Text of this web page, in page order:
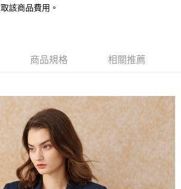
收到商品之後才付款」的支付方式。 讓您購物簡單
服務後，再付款。
結帳流程】
先享後付」後，將跳轉至「AFTEE先享後付」
並確認金額後，即可完成結帳。
將收到繳費通知簡訊。
後14天內，點擊此簡訊中的連結，可透過四大超商／
方式進行付款，方視為交易完成。
含以上)免運費
含以上)免運費
查看運費
該商品費用。
商品規格 相關推薦